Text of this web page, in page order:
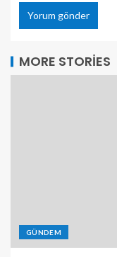
MORE STORIES
GÜNDEM